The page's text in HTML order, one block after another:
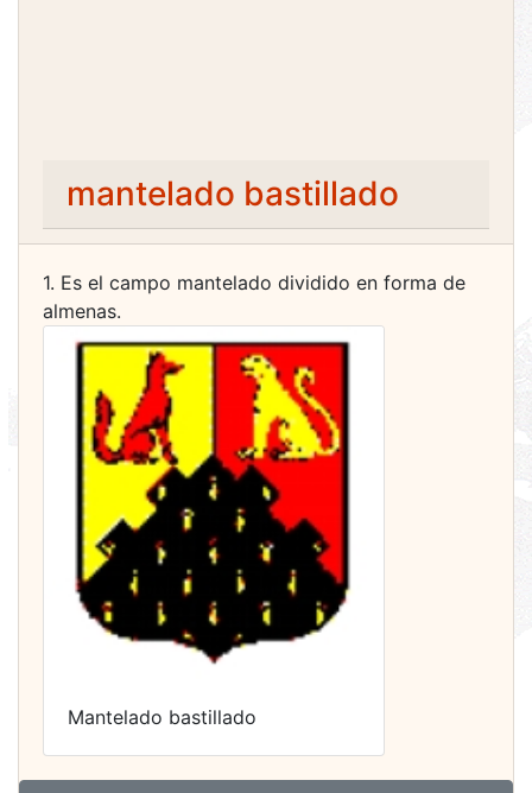
mantelado bastillado
1. Es el campo mantelado dividido en forma de
almenas.
Mantelado bastillado